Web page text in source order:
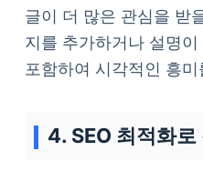
글이 더 많은 관심을 받
지를 추가하거나 설명
포함하여 시각적인 흥
4. SEO 최적화